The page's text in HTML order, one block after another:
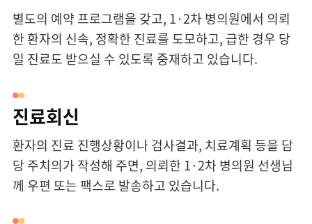
별도의 예약 프로그램을 갖고, 1·2차 병의원에서 의뢰
한 환자의 신속, 정확한 진료를 도모하고, 급한 경우 당
일 진료도 받으실 수 있도록 중재하고 있습니다.
진료회신
환자의 진료 진행상황이나 검사결과, 치료계획 등을 담
당 주치의가 작성해 주면, 의뢰한 1·2차 병의원 선생님
께 우편 또는 팩스로 발송하고 있습니다.